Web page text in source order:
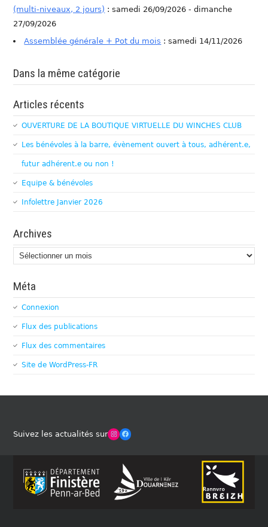
(multi-niveaux, 2 jours) : samedi 26/09/2026 - dimanche
27/09/2026
Assemblée générale + Pot du mois : samedi 14/11/2026
Dans la même catégorie
Articles récents
OUVERTURE DE LA BOUTIQUE VIRTUELLE DU WINCHES CLUB
Les bénévoles à la barre, évènement ouvert à tous, adhérent.e,
futur adhérent.e ou non !
Equipe & bénévoles
Infolettre Janvier 2026
Archives
Archives
Méta
Connexion
Flux des publications
Flux des commentaires
Site de WordPress-FR
Suivez les actualités surWinches Club OfficielFacebook